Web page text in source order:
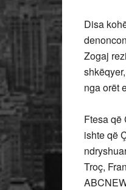
Disa
Zogaj
nga orët
Ftesa që
ishte që
Troç,